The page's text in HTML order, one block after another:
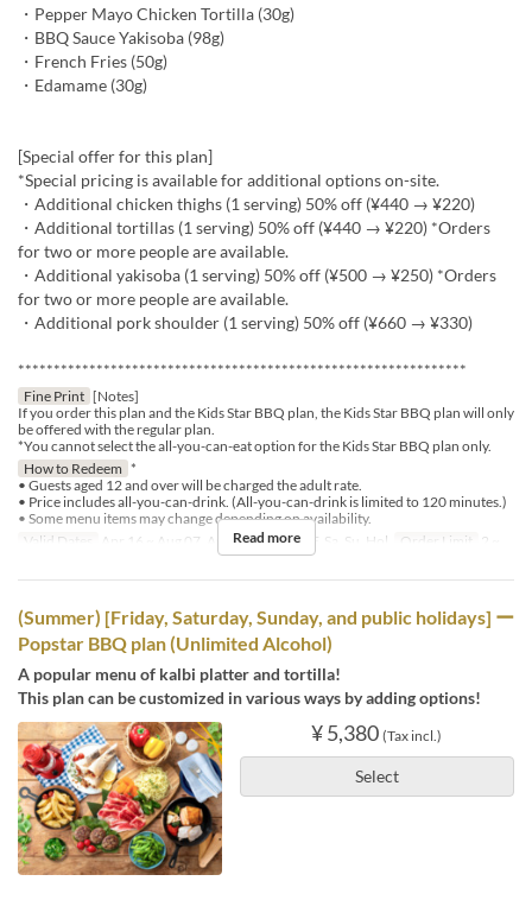
・Pepper Mayo Chicken Tortilla (30g)
・BBQ Sauce Yakisoba (98g)
・French Fries (50g)
・Edamame (30g)
[Special offer for this plan]
*Special pricing is available for additional options on-site.
・Additional chicken thighs (1 serving) 50% off (¥440 → ¥220)
・Additional tortillas (1 serving) 50% off (¥440 → ¥220) *Orders
for two or more people are available.
・Additional yakisoba (1 serving) 50% off (¥500 → ¥250) *Orders
for two or more people are available.
・Additional pork shoulder (1 serving) 50% off (¥660 → ¥330)
***************************************************************
Fine Print [Notes]
If you order this plan and the Kids Star BBQ plan, the Kids Star BBQ plan will only
be offered with the regular plan.
*You cannot select the all-you-can-eat option for the Kids Star BBQ plan only.
How to Redeem *
• Guests aged 12 and over will be charged the adult rate.
• Price includes all-you-can-drink. (All-you-can-drink is limited to 120 minutes.)
• Some menu items may change depending on availability.
Valid Dates
Apr 16 ~ Aug 07, Aug 17 ~ Days F, Sa, Su, Hol Order Limit 2 ~
Read more
(Summer) [Friday, Saturday, Sunday, and public holidays] ー
Popstar BBQ plan (Unlimited Alcohol)
A popular menu of kalbi platter and tortilla!
This plan can be customized in various ways by adding options!
¥ 5,380 (Tax incl.)
Select